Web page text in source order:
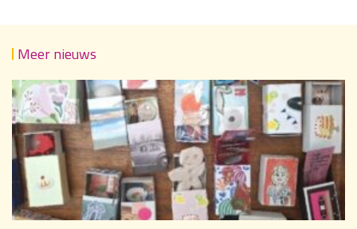
Meer nieuws